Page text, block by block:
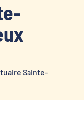
Sainte-